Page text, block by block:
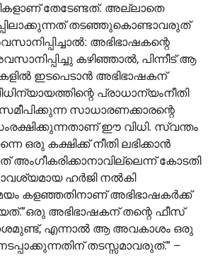
തേടേണ്ടത്. അല്ലാതെ
തടഞ്ഞുകൊണ്ടാവരുത്
അഭിഭാഷകന്റെ
കഴിഞ്ഞാല്‍, പിന്നീട് ആ
ഇടപെടാൻ അഭിഭാഷകന്
പ്രാധാന്യംനീതി
സാധാരണക്കാരന്റെ
ഈ വിധി. സ്വന്തം
ഒരു കക്ഷിക്ക് നീതി ലഭിക്കാൻ
അംഗീകരിക്കാനാവില്ലെന്ന് കോടതി
ഹർജി നല്‍കി
കളഞ്ഞതിനാണ് അഭിഭാഷകർക്ക്
അഭിഭാഷകന് തന്റെ ഫീസ്
എന്നാല്‍ ആ അവകാശം ഒരു
തടസ്സമാവരുത്.” –